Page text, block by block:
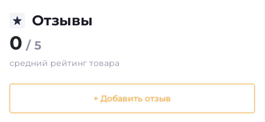
Отзывы
0 / 5
средний рейтинг товара
+ Добавить отзыв